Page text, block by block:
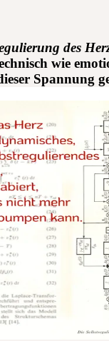
des
wie
Spannung